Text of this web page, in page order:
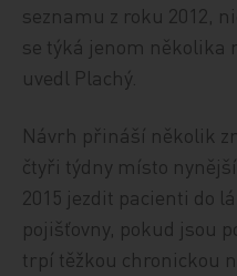
seznamu z roku 2012,
se týká jenom několika
uvedl Plachý.
Návrh přináší několik
čtyři týdny místo
2015 jezdit pacienti do
pojišťovny, pokud jsou
trpí těžkou chronickou